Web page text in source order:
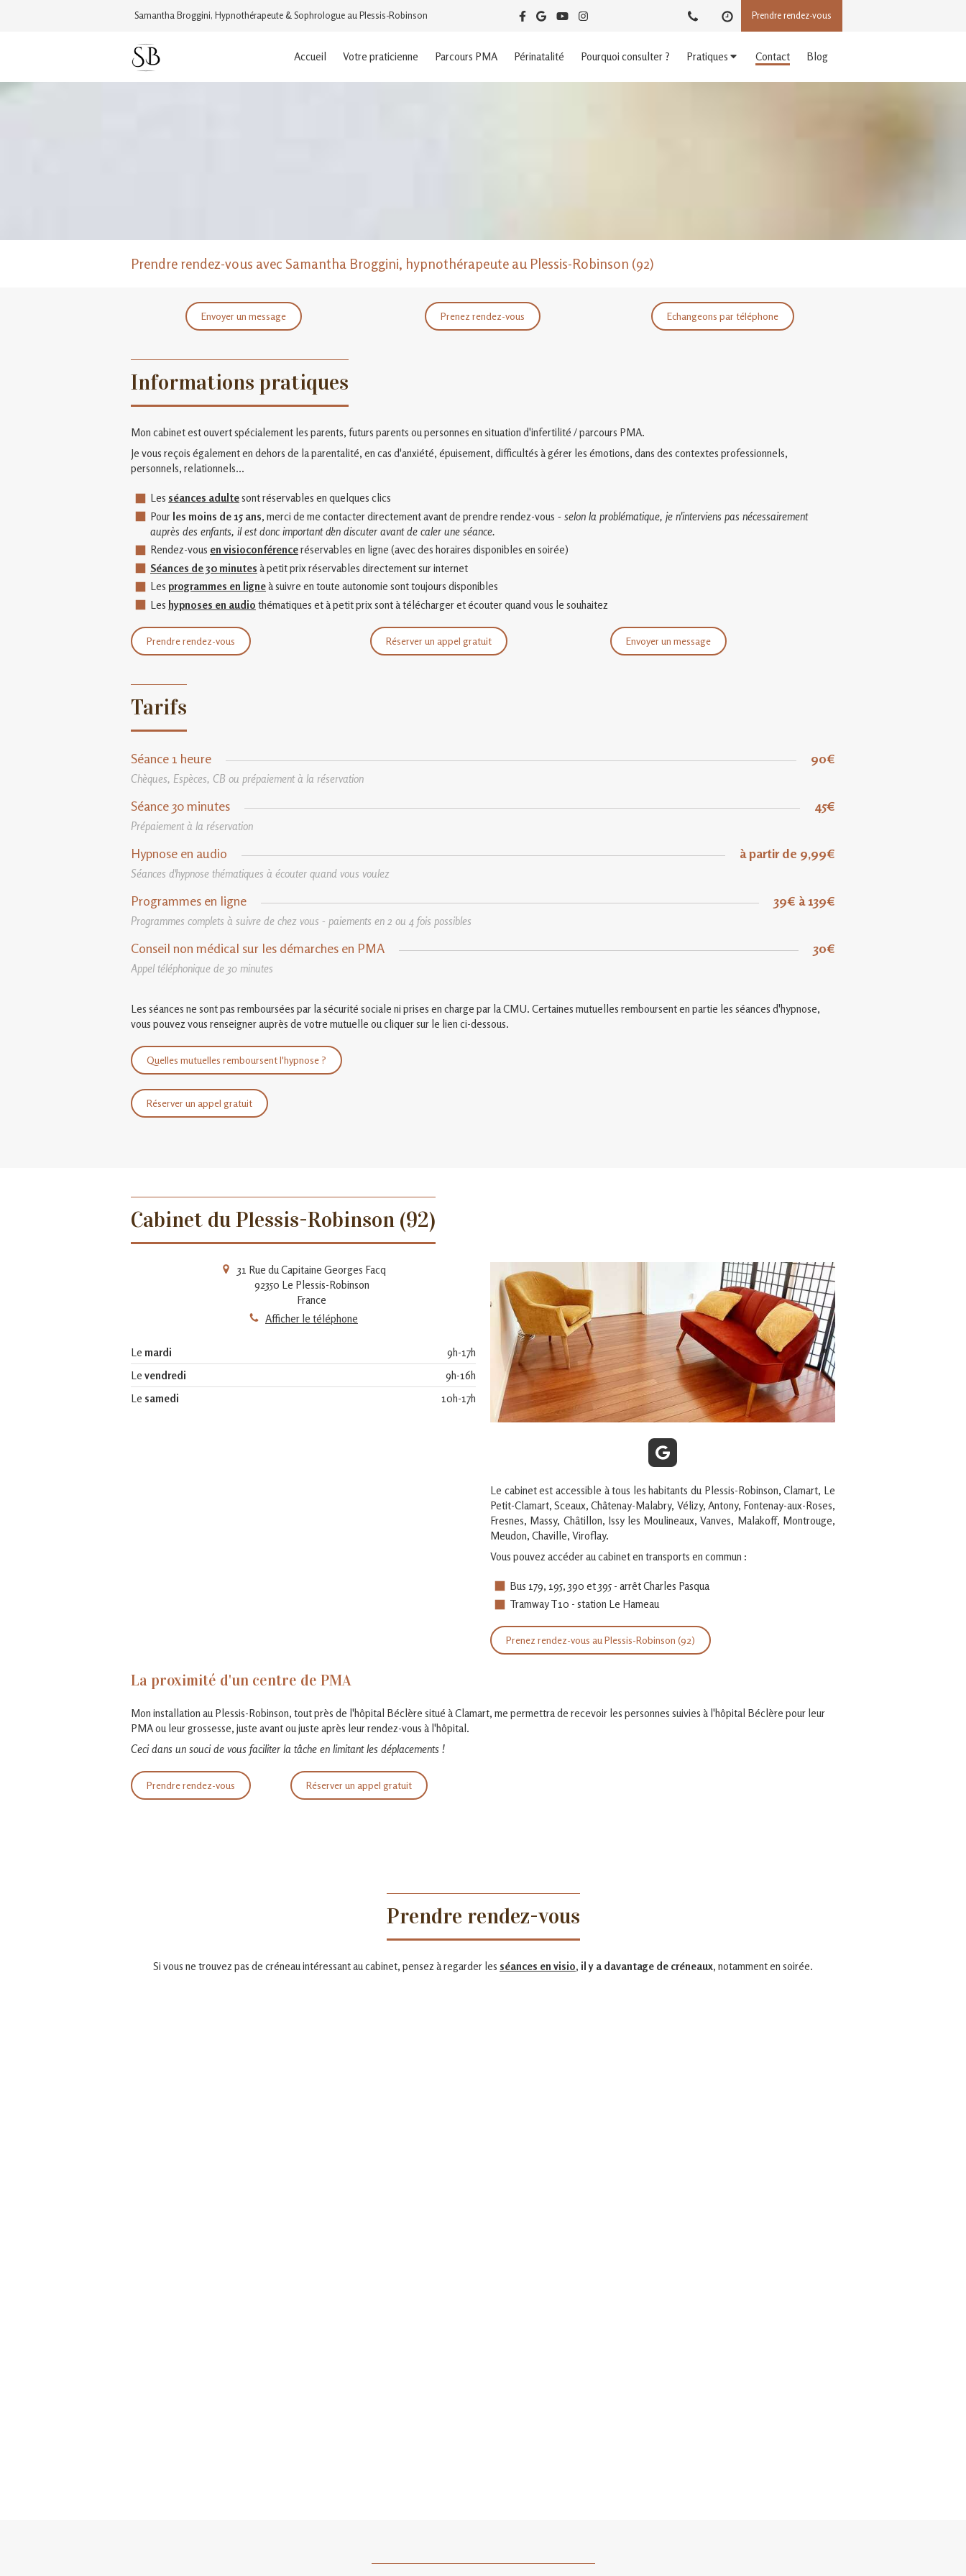
Samantha Broggini, Hypnothérapeute & Sophrologue au Plessis-Robinson Prendre rendez-vous
Accueil Votre praticienne Parcours PMA Périnatalité Pourquoi consulter ? Pratiques Contact Blog
Prendre rendez-vous avec Samantha Broggini, hypnothérapeute au Plessis-Robinson (92)
Envoyer un message Prenez rendez-vous Echangeons par téléphone
Informations pratiques
Mon cabinet est ouvert spécialement les parents, futurs parents ou personnes en situation d'infertilité / parcours PMA.
Je vous reçois également en dehors de la parentalité, en cas d'anxiété, épuisement, difficultés à gérer les émotions, dans des contextes professionnels,
personnels, relationnels...
Les séances adultesont réservables en quelques clics
Pour les moins de 15 ans, merci de me contacter directement avant de prendre rendez-vous - selon la problématique, je n'interviens pas nécessairement
auprès des enfants, il est donc important d'en discuter avant de caler une séance.
Rendez-vous en visioconférenceréservables en ligne (avec des horaires disponibles en soirée)
Séances de 30 minutes à petit prix réservables directement sur internet
Les programmes en ligneà suivre en toute autonomie sont toujours disponibles
Les hypnoses en audio thématiques et à petit prix sont à télécharger et écouter quand vous le souhaitez
Prendre rendez-vous Réserver un appel gratuit Envoyer un message
Tarifs
90€
Séance 1 heure
Chèques, Espèces, CB ou prépaiement à la réservation
45€
Séance 30 minutes
Prépaiement à la réservation
à partir de 9,99€
Hypnose en audio
Séances d'hypnose thématiques à écouter quand vous voulez
39€ à 139€
Programmes en ligne
Programmes complets à suivre de chez vous - paiements en 2 ou 4 fois possibles
30€
Conseil non médical sur les démarches en PMA
Appel téléphonique de 30 minutes
Les séances ne sont pas remboursées par la sécurité sociale ni prises en charge par la CMU. Certaines mutuelles remboursent en partie les séances d'hypnose,
vous pouvez vous renseigner auprès de votre mutuelle ou cliquer sur le lien ci-dessous.
Quelles mutuelles remboursent l'hypnose ?
Réserver un appel gratuit
Cabinet du Plessis-Robinson (92)
31 Rue du Capitaine Georges Facq
92350 Le Plessis-Robinson
France
Afficher le téléphone
Le mardi
9h-17h
Le vendredi
9h-16h
Le samedi 10h-17h
Le cabinet est accessible à tous les habitants du Plessis-Robinson, Clamart, Le
Petit-Clamart, Sceaux, Châtenay-Malabry, Vélizy, Antony, Fontenay-aux-Roses,
Fresnes, Massy, Châtillon, Issy les Moulineaux, Vanves, Malakoff, Montrouge,
Meudon, Chaville, Viroflay.
Vous pouvez accéder au cabinet en transports en commun :
Bus 179, 195, 390 et 395 - arrêt Charles Pasqua
Tramway T10 - station Le Hameau
Prenez rendez-vous au Plessis-Robinson (92)
La proximité d'un centre de PMA
Mon installation au Plessis-Robinson, tout près de l'hôpital Béclère situé à Clamart, me permettra de recevoir les personnes suivies à l'hôpital Béclère pour leur
PMA ou leur grossesse, juste avant ou juste après leur rendez-vous à l'hôpital.
Ceci dans un souci de vous faciliter la tâche en limitant les déplacements !
Prendre rendez-vous Réserver un appel gratuit
Prendre rendez-vous
Si vous ne trouvez pas de créneau intéressant au cabinet, pensez à regarder les séances en visio, il y a davantage de créneaux, notamment en soirée.